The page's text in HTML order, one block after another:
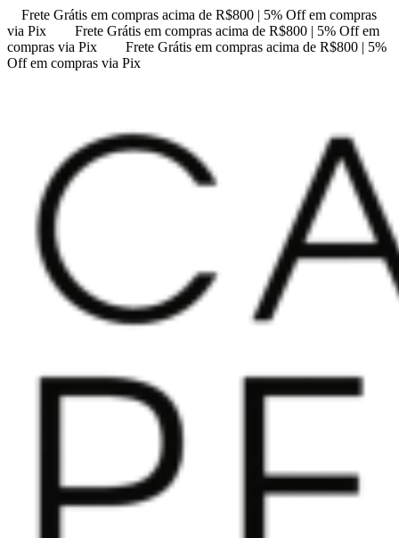
Frete Grátis em compras acima de R$800 | 5% Off em compras
via Pix
Frete Grátis em compras acima de R$800 | 5% Off em
compras via Pix
Frete Grátis em compras acima de R$800 | 5%
Off em compras via Pix